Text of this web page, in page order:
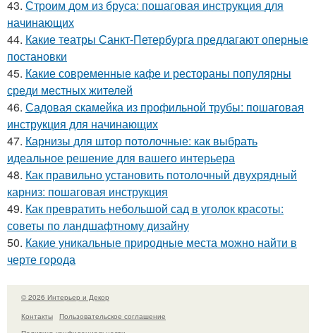
43. Строим дом из бруса: пошаговая инструкция для
начинающих
44. Какие театры Санкт-Петербурга предлагают оперные
постановки
45. Какие современные кафе и рестораны популярны
среди местных жителей
46. Садовая скамейка из профильной трубы: пошаговая
инструкция для начинающих
47. Карнизы для штор потолочные: как выбрать
идеальное решение для вашего интерьера
48. Как правильно установить потолочный двухрядный
карниз: пошаговая инструкция
49. Как превратить небольшой сад в уголок красоты:
советы по ландшафтному дизайну
50. Какие уникальные природные места можно найти в
черте города
© 2026 Интерьер и Декор
Контакты
Пользовательское соглашение